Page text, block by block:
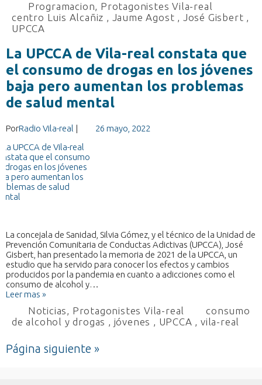
Programacion, Protagonistes Vila-real
centro Luis Alcañiz , Jaume Agost , José Gisbert ,
UPCCA
La UPCCA de Vila-real constata que
el consumo de drogas en los jóvenes
baja pero aumentan los problemas
de salud mental
PorRadio Vila-real | 26 mayo, 2022
La concejala de Sanidad, Silvia Gómez, y el técnico de la Unidad de
Prevención Comunitaria de Conductas Adictivas (UPCCA), José
Gisbert, han presentado la memoria de 2021 de la UPCCA, un
estudio que ha servido para conocer los efectos y cambios
producidos por la pandemia en cuanto a adicciones como el
consumo de alcohol y…
Leer mas »
Noticias, Protagonistes Vila-real
consumo
de alcohol y drogas , jóvenes , UPCCA ,vila-real
Página siguiente »